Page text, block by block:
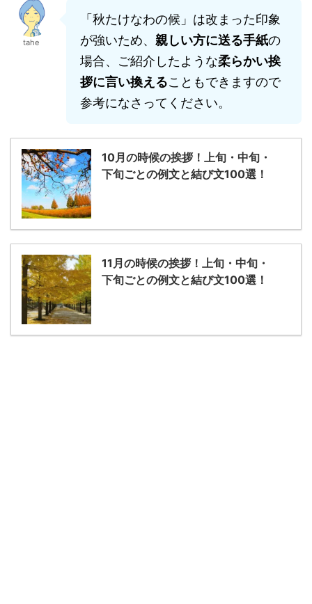
tahe
「秋たけなわの候」は改まった印象
が強いため、 親しい方に送る手紙の
場合、ご紹介したような柔らかい挨
拶に言い換えることもできますので
参考になさってください。
10月の時候の挨拶！上旬・中旬・
下旬ごとの例文と結び文100選！
11月の時候の挨拶！上旬・中旬・
下旬ごとの例文と結び文100選！